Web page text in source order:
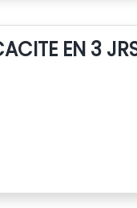
EN 3